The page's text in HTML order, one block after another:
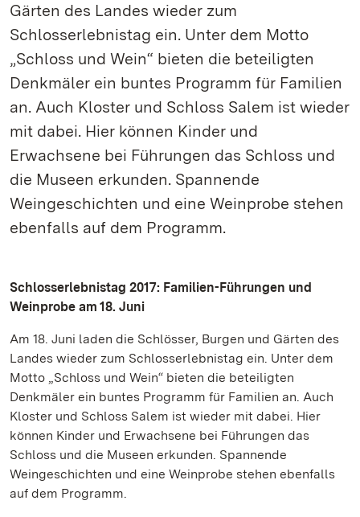
Gärten des Landes wieder zum
Schlosserlebnistag ein. Unter dem Motto
„Schloss und Wein“ bieten die beteiligten
Denkmäler ein buntes Programm für Familien
an. Auch Kloster und Schloss Salem ist wieder
mit dabei. Hier können Kinder und
Erwachsene bei Führungen das Schloss und
die Museen erkunden. Spannende
Weingeschichten und eine Weinprobe stehen
ebenfalls auf dem Programm.
Schlosserlebnistag 2017: Familien-Führungen und
Weinprobe am 18. Juni
Am 18. Juni laden die Schlösser, Burgen und Gärten des
Landes wieder zum Schlosserlebnistag ein. Unter dem
Motto „Schloss und Wein“ bieten die beteiligten
Denkmäler ein buntes Programm für Familien an. Auch
Kloster und Schloss Salem ist wieder mit dabei. Hier
können Kinder und Erwachsene bei Führungen das
Schloss und die Museen erkunden. Spannende
Weingeschichten und eine Weinprobe stehen ebenfalls
auf dem Programm.